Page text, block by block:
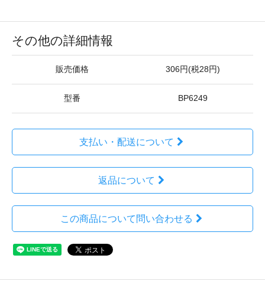
その他の詳細情報
販売価格 306円(税28円)
型番 BP6249
支払い・配送について
返品について
この商品について問い合わせる